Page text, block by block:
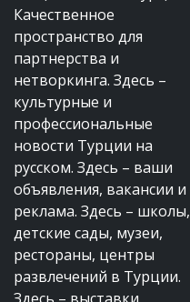
Качественное
пространство для
партнерства и
нетворкинга. Здесь –
культурные и
профессиональные
новости Турции на
русском. Здесь – ваши
объявления, вакансии и
реклама. Здесь – школы,
детские сады, музеи,
рестораны, центры
развлечений в Турции.